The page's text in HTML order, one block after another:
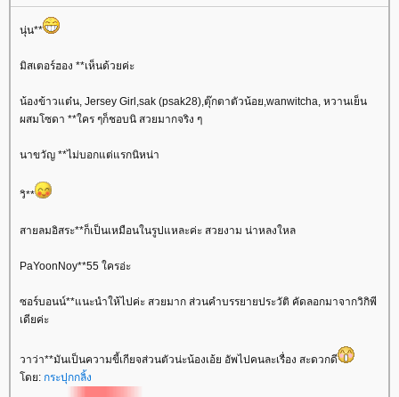
นุ่น**
มิสเตอร์ฮอง **เห็นด้วยค่ะ
น้องข้าวแต๋น, Jersey Girl,sak (psak28),ตุ๊กตาตัวน้อย,wanwitcha, หวานเย็น
ผสมโซดา **ใคร ๆก็ชอบนิ สวยมากจริง ๆ
นาขวัญ **ไม่บอกแต่แรกนิหน่า
วิ**
สายลมอิสระ**ก็เป็นเหมือนในรูปแหละค่ะ สวยงาม น่าหลงใหล
PaYoonNoy**55 ใครอ่ะ
ซอร์บอนน์**แนะนำให้ไปค่ะ สวยมาก ส่วนคำบรรยายประวัติ คัดลอกมาจากวิกิพี
เดียค่ะ
วาว่า**มันเป็นความขี้เกียจส่วนตัวน่ะน้องเอ้ย อัพไปคนละเรื่อง สะดวกดี
ดย: กระปุกกลิ้ง